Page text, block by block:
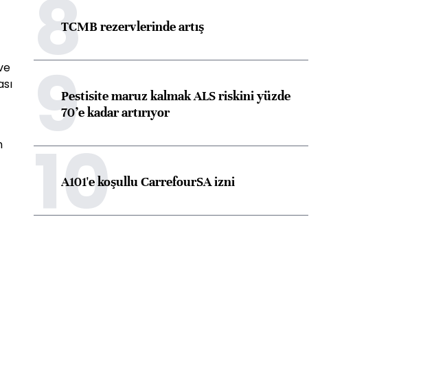
8TCMB rezervlerinde artış
9Pestisite maruz kalmak ALS riskini yüzde
70’e kadar artırıyor
10
A101'e koşullu CarrefourSA izni